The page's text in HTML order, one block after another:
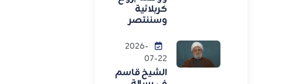
كربلائية
وسننتصر
2026-
07-22
الشيخ قاسم